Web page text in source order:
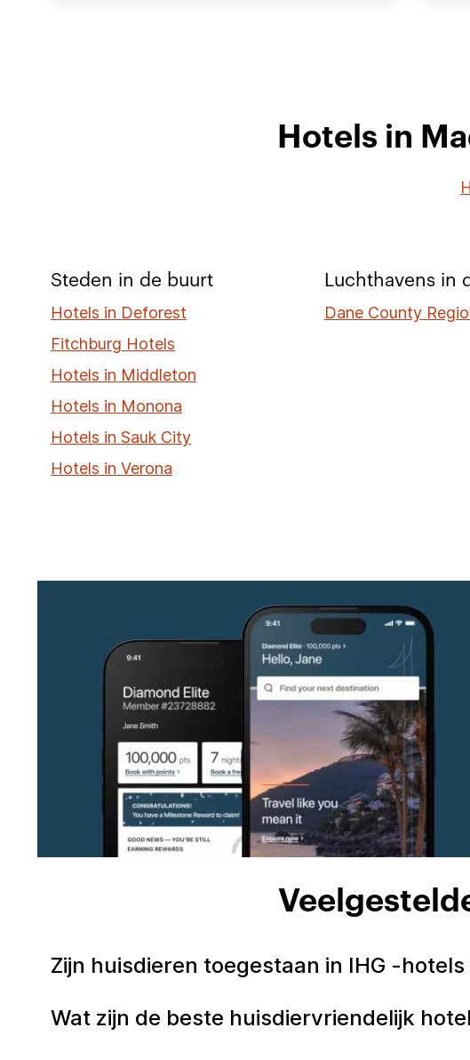
Hotels in
Steden in de buurt
Hotels in Deforest
Fitchburg Hotels
Hotels in Middleton
Hotels in Monona
Hotels in Sauk City
Hotels in Verona
Luchthavens in
Dane County
Zijn huisdieren toegestaan in IHG -hotels
Wat zijn de beste huisdiervriendelijk